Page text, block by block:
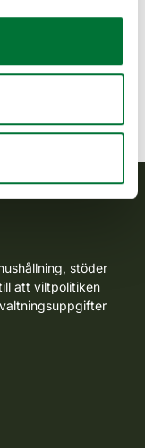
stöder
att viltpolitiken